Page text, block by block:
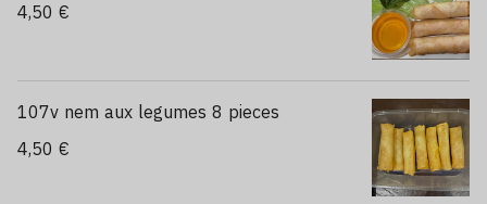
4,50 €
107v nem aux legumes 8 pieces
4,50 €